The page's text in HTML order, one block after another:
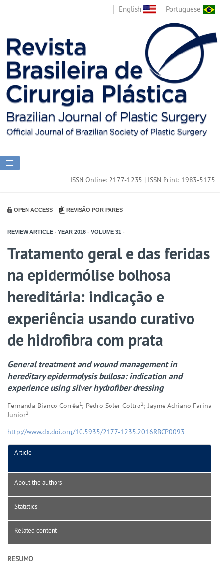
English Portuguese
ISSN Online: 2177-1235 | ISSN Print: 1983-5175
OPEN ACCESS REVISÃO POR PARES
REVIEW ARTICLE - YEAR 2016 - VOLUME 31 -
Tratamento geral e das feridas
na epidermólise bolhosa
hereditária: indicação e
experiência usando curativo
de hidrofibra com prata
General treatment and wound management in
hereditary epidermolysis bullosa: indication and
experience using silver hydrofiber dressing
Fernanda Bianco Corrêa1; Pedro Soler Coltro2; Jayme Adriano Farina
Junior2
http://www.dx.doi.org/10.5935/2177-1235.2016RBCP0093
Article
About the authors
Statistics
Related content
RESUMO